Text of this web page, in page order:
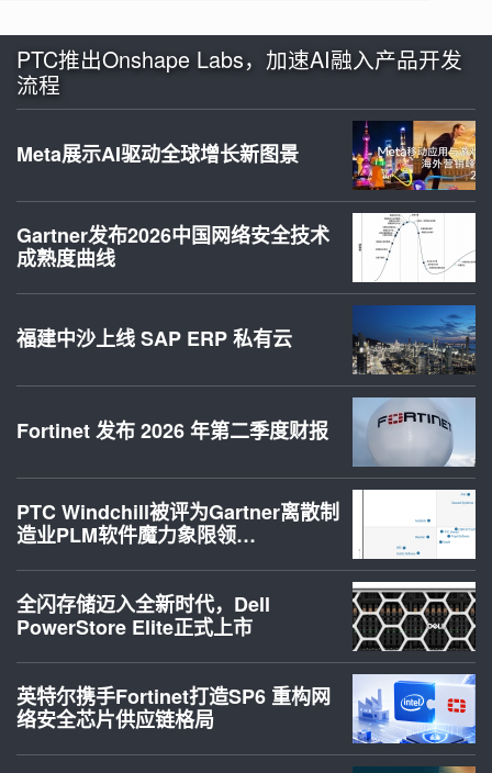
PTC推出Onshape Labs，加速AI融入产品开发
流程
Meta展示AI驱动全球增长新图景
Gartner发布2026中国网络安全技术
成熟度曲线
福建中沙上线 SAP ERP 私有云
Fortinet 发布 2026 年第二季度财报
PTC Windchill被评为Gartner离散制
造业PLM软件魔力象限领…
全闪存储迈入全新时代，Dell
PowerStore Elite正式上市
英特尔携手Fortinet打造SP6 重构网
络安全芯片供应链格局